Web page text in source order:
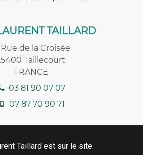
TAILLARD
Rue de la Croisée
Taillecourt
FRANCE
03 81 90 07 07
07 87 70 90 71
Taillard est sur le site